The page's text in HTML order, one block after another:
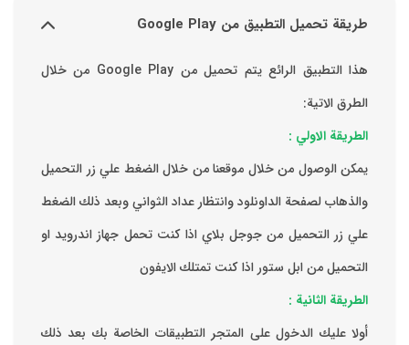
طريقة تحميل التطبيق من Google Play
هذا التطبيق الرائع يتم تحميل من Google Play من خلال
الطرق الاتية:
الطريقة الاولي :
يمكن الوصول من خلال موقعنا من خلال الضغط علي زر التحميل
والذهاب لصفحة الداونلود وانتظار عداد الثواني وبعد ذلك الضغط
علي زر التحميل من جوجل بلاي اذا كنت تحمل جهاز اندرويد او
التحميل من ابل ستور اذا كنت تمتلك الايفون
الطريقة الثانية :
‏أولا عليك الدخول على المتجر التطبيقات الخاصة بك ‏بعد ذلك